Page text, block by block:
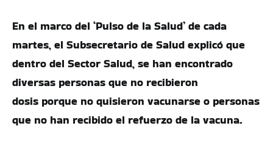
En el marco del ‘Pulso de la Salud’ de cada
martes, el Subsecretario de Salud explicó que
dentro del Sector Salud, se han encontrado
diversas personas que no recibieron
dosis porque no quisieron vacunarse o personas
que no han recibido el refuerzo de la vacuna.